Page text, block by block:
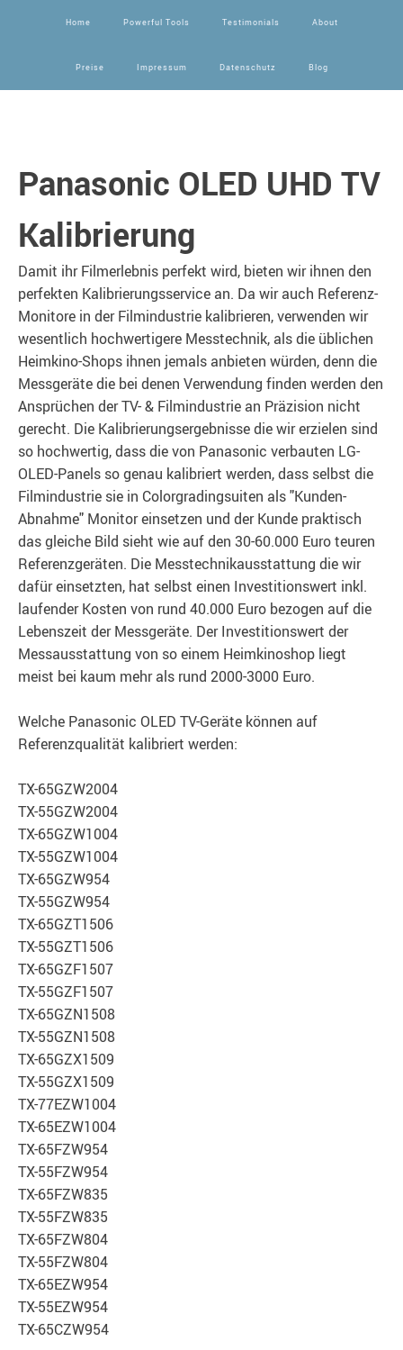
Home Powerful Tools Testimonials About
Preise Impressum Datenschutz Blog
Panasonic OLED UHD TV
Kalibrierung
Damit ihr Filmerlebnis perfekt wird, bieten wir ihnen den
perfekten Kalibrierungsservice an. Da wir auch Referenz-
Monitore in der Filmindustrie kalibrieren, verwenden wir
wesentlich hochwertigere Messtechnik, als die üblichen
Heimkino-Shops ihnen jemals anbieten würden, denn die
Messgeräte die bei denen Verwendung finden werden den
Ansprüchen der TV- & Filmindustrie an Präzision nicht
gerecht. Die Kalibrierungsergebnisse die wir erzielen sind
so hochwertig, dass die von Panasonic verbauten LG-
OLED-Panels so genau kalibriert werden, dass selbst die
Filmindustrie sie in Colorgradingsuiten als "Kunden-
Abnahme" Monitor einsetzen und der Kunde praktisch
das gleiche Bild sieht wie auf den 30-60.000 Euro teuren
Referenzgeräten. Die Messtechnikausstattung die wir
dafür einsetzten, hat selbst einen Investitionswert inkl.
laufender Kosten von rund 40.000 Euro bezogen auf die
Lebenszeit der Messgeräte. Der Investitionswert der
Messausstattung von so einem Heimkinoshop liegt
meist bei kaum mehr als rund 2000-3000 Euro.
Welche Panasonic OLED TV-Geräte können auf
Referenzqualität kalibriert werden:
TX-65GZW2004
TX-55GZW2004
TX-65GZW1004
TX-55GZW1004
TX-65GZW954
TX-55GZW954
TX-65GZT1506
TX-55GZT1506
TX-65GZF1507
TX-55GZF1507
TX-65GZN1508
TX-55GZN1508
TX-65GZX1509
TX-55GZX1509
TX-77EZW1004
TX-65EZW1004
TX-65FZW954
TX-55FZW954
TX-65FZW835
TX-55FZW835
TX-65FZW804
TX-55FZW804
TX-65EZW954
TX-55EZW954
TX-65CZW954